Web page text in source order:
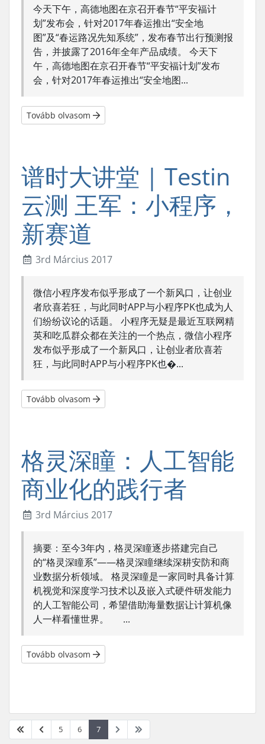
今天下午，高德地图在京召开春节“平安福计
划”发布会，针对2017年春运推出“安全地
图”及“春运路况先知系统”，发布春节出行预测报
告，并披露了2016年全年产品成绩。 今天下
午，高德地图在京召开春节“平安福计划”发布
会，针对2017年春运推出“安全地图...
Tovább olvasom
谱时大讲堂 | Testin
云测 王军：小程序，
新赛道
3rd Március 2017
微信小程序发布似乎形成了一个新风口，让创业
者欣喜若狂，与此同时APP与小程序PK也成为人
们纷纷议论的话题。 小程序无疑是最近互联网精
英和吃瓜群众都在关注的一个热点，微信小程序
发布似乎形成了一个新风口，让创业者欣喜若
狂，与此同时APP与小程序PK也�...
Tovább olvasom
格灵深瞳：人工智能
商业化的践行者
3rd Március 2017
摘要：至今3年内，格灵深瞳逐步搭建完自己
的“格灵深瞳系”——格灵深瞳继续深耕安防和商
业数据分析领域。 格灵深瞳是一家同时具备计算
机视觉和深度学习技术以及嵌入式硬件研发能力
的人工智能公司，希望借助海量数据让计算机像
人一样看懂世界。 ...
Tovább olvasom
5 6 7